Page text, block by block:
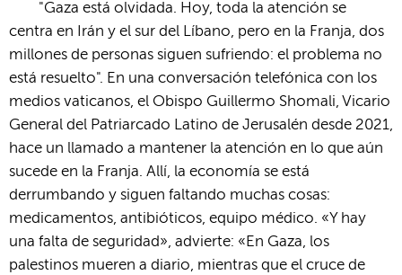
"Gaza está olvidada. Hoy, toda la atención se
centra en Irán y el sur del Líbano, pero en la Franja, dos
millones de personas siguen sufriendo: el problema no
está resuelto". En una conversación telefónica con los
medios vaticanos, el Obispo Guillermo Shomali, Vicario
General del Patriarcado Latino de Jerusalén desde 2021,
hace un llamado a mantener la atención en lo que aún
sucede en la Franja. Allí, la economía se está
derrumbando y siguen faltando muchas cosas:
medicamentos, antibióticos, equipo médico. «Y hay
una falta de seguridad», advierte: «En Gaza, los
palestinos mueren a diario, mientras que el cruce de